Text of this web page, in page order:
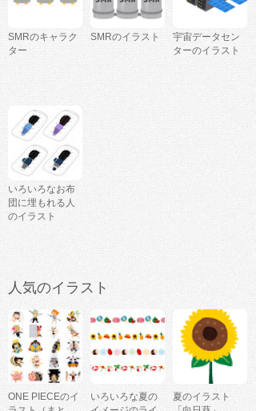
SMRのキャラク
ター
SMRのイラスト
宇宙データセン
ターのイラスト
いろいろなお布
団に埋もれる人
のイラスト
人気のイラスト
ONE PIECEのイ
いろいろな夏の
夏のイラスト